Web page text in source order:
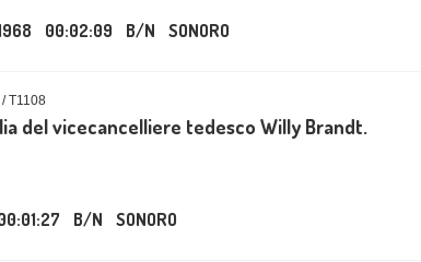
00:02:09 B/N SONORO
T1108
del vicecancelliere tedesco Willy Brandt.
B/N SONORO